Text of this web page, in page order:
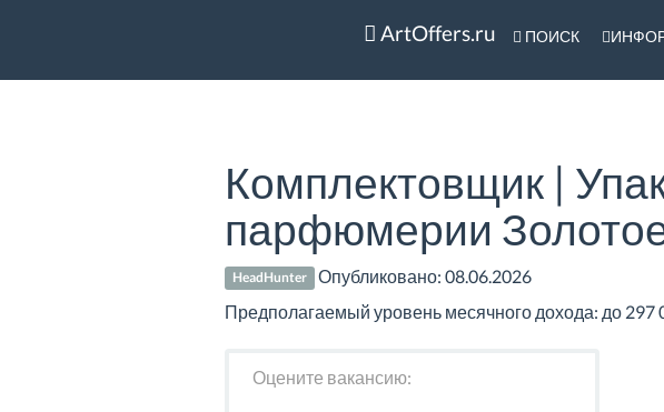
ArtOffers.ru ПОИСК
Комплектовщик |
парфюмерии
HeadHunter Опубликовано:08.06.2026
Предполагаемый уровень месячного дохода: до 297
Оцените вакансию: